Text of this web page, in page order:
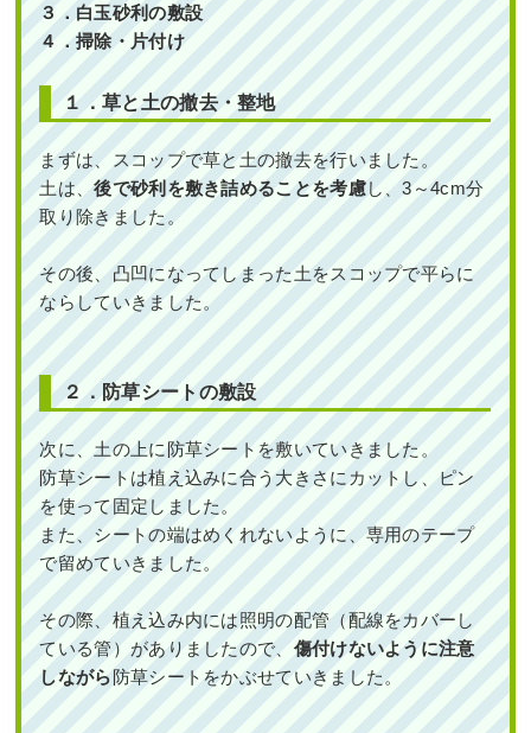
３．白玉砂利の敷設
４．掃除・片付け
１．草と土の撤去・整地
まずは、スコップで草と土の撤去を行いました。
土は、後で砂利を敷き詰めることを考慮し、3～4cm分
取り除きました。
その後、凸凹になってしまった土をスコップで平らに
ならしていきました。
２．防草シートの敷設
次に、土の上に防草シートを敷いていきました。
防草シートは植え込みに合う大きさにカットし、ピン
を使って固定しました。
また、シートの端はめくれないように、専用のテープ
で留めていきました。
その際、植え込み内には照明の配管（配線をカバーし
ている管）がありましたので、 傷付けないように注意
しながら防草シートをかぶせていきました。